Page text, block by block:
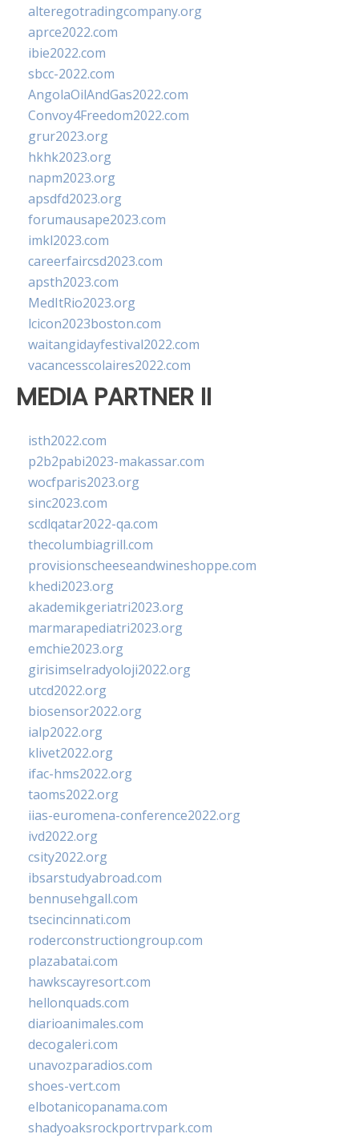
alteregotradingcompany.org
aprce2022.com
ibie2022.com
sbcc-2022.com
AngolaOilAndGas2022.com
Convoy4Freedom2022.com
grur2023.org
hkhk2023.org
napm2023.org
apsdfd2023.org
forumausape2023.com
imkl2023.com
careerfaircsd2023.com
apsth2023.com
MedItRio2023.org
lcicon2023boston.com
waitangidayfestival2022.com
vacancesscolaires2022.com
MEDIA PARTNER II
isth2022.com
p2b2pabi2023-makassar.com
wocfparis2023.org
sinc2023.com
scdlqatar2022-qa.com
thecolumbiagrill.com
provisionscheeseandwineshoppe.com
khedi2023.org
akademikgeriatri2023.org
marmarapediatri2023.org
emchie2023.org
girisimselradyoloji2022.org
utcd2022.org
biosensor2022.org
ialp2022.org
klivet2022.org
ifac-hms2022.org
taoms2022.org
iias-euromena-conference2022.org
ivd2022.org
csity2022.org
ibsarstudyabroad.com
bennusehgall.com
tsecincinnati.com
roderconstructiongroup.com
plazabatai.com
hawkscayresort.com
hellonquads.com
diarioanimales.com
decogaleri.com
unavozparadios.com
shoes-vert.com
elbotanicopanama.com
shadyoaksrockportrvpark.com